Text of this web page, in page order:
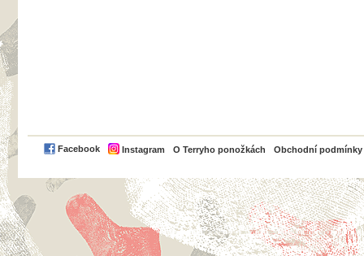
Facebook Instagram O Terryho ponožkách Obchodní podmínky
PayPal